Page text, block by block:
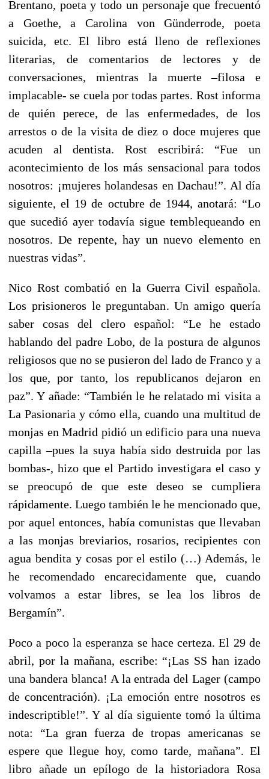
Brentano, poeta y todo un personaje que frecuentó
a Goethe, a Carolina von Günderrode, poeta
suicida, etc. El libro está lleno de reflexiones
literarias, de comentarios de lectores y de
conversaciones, mientras la muerte –filosa e
implacable- se cuela por todas partes. Rost informa
de quién perece, de las enfermedades, de los
arrestos o de la visita de diez o doce mujeres que
acuden al dentista. Rost escribirá: “Fue un
acontecimiento de los más sensacional para todos
nosotros: ¡mujeres holandesas en Dachau!”. Al día
siguiente, el 19 de octubre de 1944, anotará: “Lo
que sucedió ayer todavía sigue temblequeando en
nosotros. De repente, hay un nuevo elemento en
nuestras vidas”.
Nico Rost combatió en la Guerra Civil española.
Los prisioneros le preguntaban. Un amigo quería
saber cosas del clero español: “Le he estado
hablando del padre Lobo, de la postura de algunos
religiosos que no se pusieron del lado de Franco y a
los que, por tanto, los republicanos dejaron en
paz”. Y añade: “También le he relatado mi visita a
La Pasionaria y cómo ella, cuando una multitud de
monjas en Madrid pidió un edificio para una nueva
capilla –pues la suya había sido destruida por las
bombas-, hizo que el Partido investigara el caso y
se preocupó de que este deseo se cumpliera
rápidamente. Luego también le he mencionado que,
por aquel entonces, había comunistas que llevaban
a las monjas breviarios, rosarios, recipientes con
agua bendita y cosas por el estilo (…) Además, le
he recomendado encarecidamente que, cuando
volvamos a estar libres, se lea los libros de
Bergamín”.
Poco a poco la esperanza se hace certeza. El 29 de
abril, por la mañana, escribe: “¡Las SS han izado
una bandera blanca! A la entrada del Lager (campo
de concentración). ¡La emoción entre nosotros es
indescriptible!”. Y al día siguiente tomó la última
nota: “La gran fuerza de tropas americanas se
espere que llegue hoy, como tarde, mañana”. El
libro añade un epílogo de la historiadora Rosa